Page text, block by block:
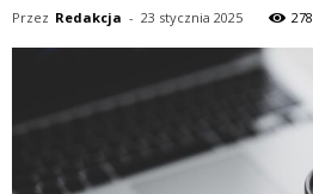
Przez Redakcja - 23 stycznia 2025 278